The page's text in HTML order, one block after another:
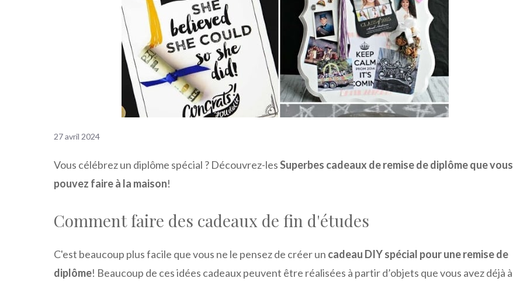
27 avril 2024
Vous célébrez un diplôme spécial ? Découvrez-lesSuperbes cadeaux de remise de diplôme que vous
pouvez faire à la maison!
Comment faire des cadeaux de fin d'études
C'est beaucoup plus facile que vous ne le pensez de créer un cadeau DIY spécial pour une remise de
diplôme! Beaucoup de ces idées cadeaux peuvent être réalisées à partir d’objets que vous avez déjà à